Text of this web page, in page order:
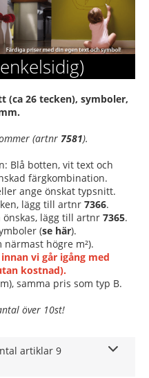
(ca 26 tecken), symboler,
(artnr 7581).
Blå botten, vit text och
färgkombination.
ange önskat typsnitt.
lägg till artnr 7366.
önskas, lägg till artnr 7365.
(se här).
högre m²).
vi går igång med
kostnad).
samma pris som typ B.
över 10st!
artiklar 9